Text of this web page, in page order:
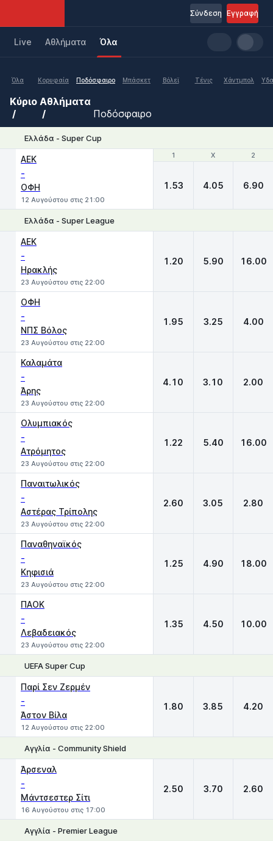
Εγγραφή
Σύνδεση
Live Aθλήματα Όλα
Όλα Κορυφαία Ποδόσφαιρο Μπάσκετ Βόλεϊ Τένις Χάντμπολ
Κύριο Αθλήματα
Ποδόσφαιρο
Ελλάδα - Super Cup
1 X 2
ΑΕΚ
-
ΟΦΗ
12 Αυγούστου στις 21:00
1 X 2
1.53 4.05 6.90
Ελλάδα - Super League
ΑΕΚ
-
Ηρακλής
23 Αυγούστου στις 22:00
1.20 5.90 16.00
ΟΦΗ
-
ΝΠΣ Βόλος
23 Αυγούστου στις 22:00
1.95 3.25 4.00
Καλαμάτα
-
Άρης
23 Αυγούστου στις 22:00
4.10 3.10 2.00
Ολυμπιακός
-
Ατρόμητος
23 Αυγούστου στις 22:00
1.22 5.40 16.00
Παναιτωλικός
-
Αστέρας Τρίπολης
23 Αυγούστου στις 22:00
2.60 3.05 2.80
Παναθηναϊκός
-
Κηφισιά
23 Αυγούστου στις 22:00
1.25 4.90 18.00
ΠΑΟΚ
-
Λεβαδειακός
23 Αυγούστου στις 22:00
1.35 4.50 10.00
UEFA Super Cup
Παρί Σεν Ζερμέν
-
Άστον Βίλα
12 Αυγούστου στις 22:00
1.80 3.85 4.20
Αγγλία - Community Shield
Άρσεναλ
-
Μάντσεστερ Σίτι
16 Αυγούστου στις 17:00
2.50 3.70 2.60
Αγγλία - Premier League